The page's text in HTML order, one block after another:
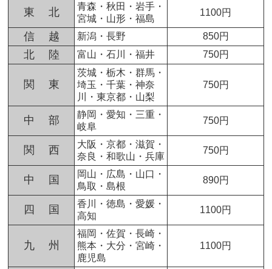
東 北
青森・秋田・岩手・
宮城・山形・福島
1100円
信 越 新潟・長野 850円
北 陸 富山・石川・福井 750円
関 東
茨城・栃木・群馬・
埼玉・千葉・神奈
川・東京都・山梨
750円
中 部
静岡・愛知・三重・
岐阜
750円
関 西
大阪・京都・滋賀・
奈良・和歌山・兵庫
750円
中 国
岡山・広島・山口・
鳥取・島根
890円
四 国
香川・徳島・愛媛・
高知
1100円
九 州
福岡・佐賀・長崎・
熊本・大分・宮崎・
鹿児島
1100円